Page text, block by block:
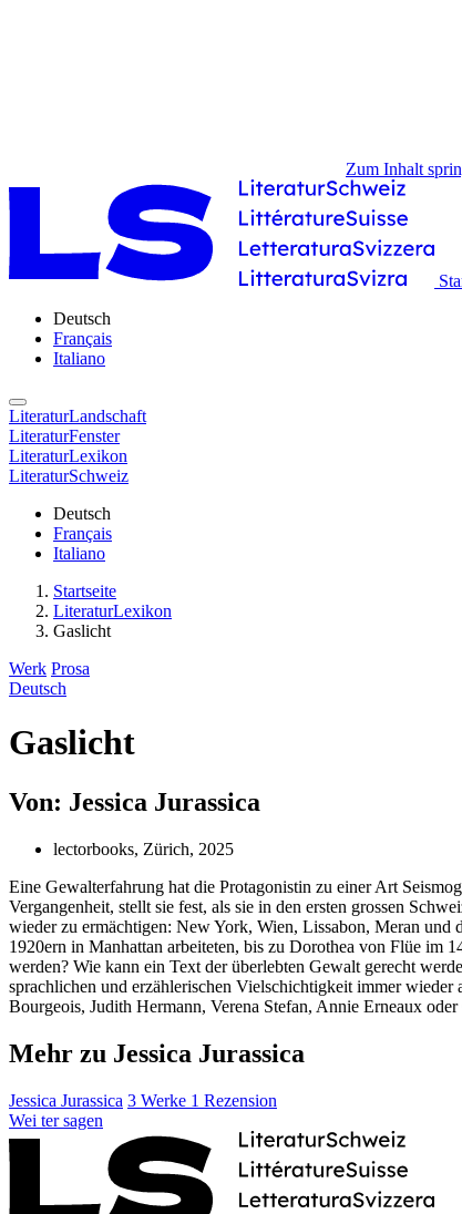
Zum Inhalt
Deutsch
Français
Italiano
LiteraturLandschaft
LiteraturFenster
LiteraturLexikon
LiteraturSchweiz
Deutsch
Français
Italiano
Startseite
LiteraturLexikon
Gaslicht
Werk Prosa
Deutsch
Gaslicht
Von: Jessica Jurassica
lectorbooks, Zürich, 2025
Eine Gewalterfahrung hat die Protagonistin zu einer Art
Vergangenheit, stellt sie fest, als sie in den ersten grossen
wieder zu ermächtigen: New York, Wien, Lissabon, Meran und
1920ern in Manhattan arbeiteten, bis zu Dorothea von Flüe im
werden? Wie kann ein Text der überlebten Gewalt gerecht
sprachlichen und erzählerischen Vielschichtigkeit immer
Bourgeois, Judith Hermann, Verena Stefan, Annie Erneaux
Mehr zu Jessica Jurassica
Jessica Jurassica 3 Werke 1 Rezension
Wei ter sagen